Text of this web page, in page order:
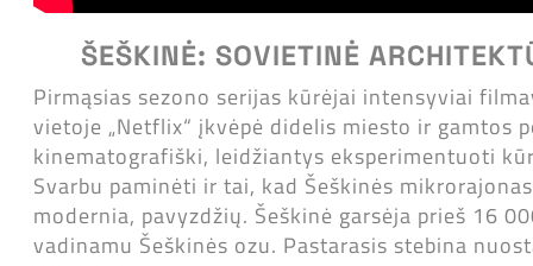
ŠEŠKINĖ: SOVIETINĖ
Pirmąsias sezono serijas kūrėjai intensyviai
vietoje „Netflix“ įkvėpė didelis miesto ir gamtos
kinematografiški, leidžiantys eksperimentuoti
Svarbu paminėti ir tai, kad Šeškinės
modernia, pavyzdžių. Šeškinė garsėja prieš 16
vadinamu Šeškinės ozu. Pastarasis stebina